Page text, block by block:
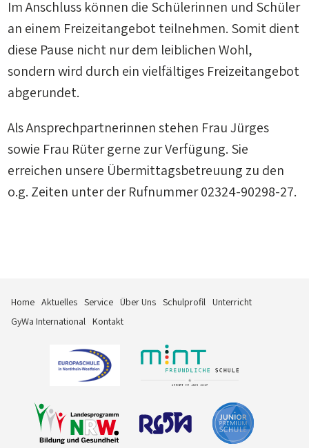
Im Anschluss können die Schülerinnen und Schüler
an einem Freizeitangebot teilnehmen. Somit dient
diese Pause nicht nur dem leiblichen Wohl,
sondern wird durch ein vielfältiges Freizeitangebot
abgerundet.
Als Ansprechpartnerinnen stehen Frau Jürges
sowie Frau Rüter gerne zur Verfügung. Sie
erreichen unsere Übermittagsbetreuung zu den
o.g. Zeiten unter der Rufnummer 02324-90298-27.
Navigation
Home Aktuelles Service Über Uns Schulprofil
Unterricht
GyWa International
Kontakt